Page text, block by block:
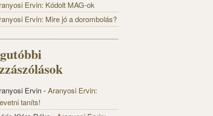
Ervin: Kódolt MAG-ok
Ervin: Mire jó a dorombolás?
Ervin-Aranyosi Ervin:
taníts!